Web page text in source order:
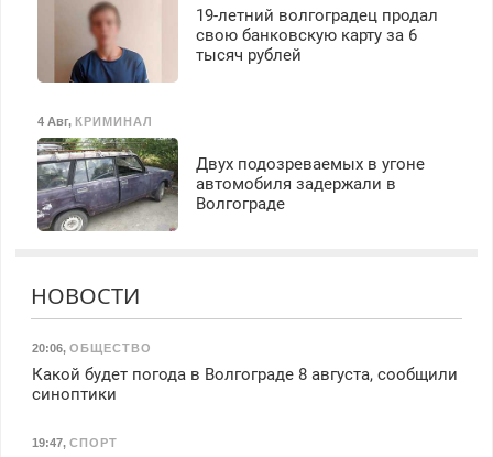
19-летний волгоградец продал
свою банковскую карту за 6
тысяч рублей
4 Авг, КРИМИНАЛ
Двух подозреваемых в угоне
автомобиля задержали в
Волгограде
НОВОСТИ
20:06, ОБЩЕСТВО
Какой будет погода в Волгограде 8 августа, сообщили
синоптики
19:47, СПОРТ